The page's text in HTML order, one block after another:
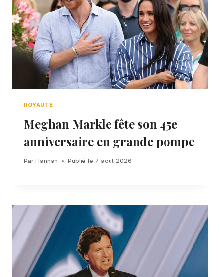
ROYAUTÉ
Meghan Markle fête son 45e
anniversaire en grande pompe
Par Hannah Publié le 7 août 2026